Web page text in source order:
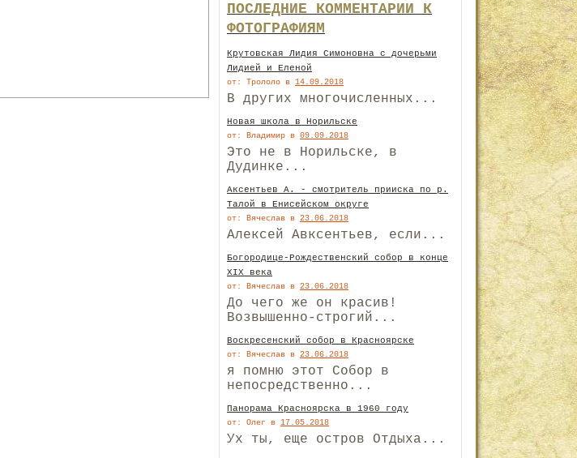
ПОСЛЕДНИЕ КОММЕНТАРИИ К
ФОТОГРАФИЯМ
Крутовская Лидия Симоновна с дочерьми
Лидией и Еленой
от: Трололо в 14.09.2018
В других многочисленных...
Новая школа в Норильске
от: Владимир в 09.09.2018
Это не в Норильске, в
Дудинке...
Аксентьев А. - смотритель прииска по р.
Талой в Енисейском округе
от: Вячеслав в 23.06.2018
Алексей Авксентьев, если...
Богородице-Рождественский собор в конце
XIX века
от: Вячеслав в 23.06.2018
До чего же он красив!
Возвышенно-строгий...
Воскресенский собор в Красноярске
от: Вячеслав в 23.06.2018
я помню этот Собор в
непосредственно...
Панорама Красноярска в 1960 году
от: Олег в 17.05.2018
Ух ты, еще остров Отдыха...